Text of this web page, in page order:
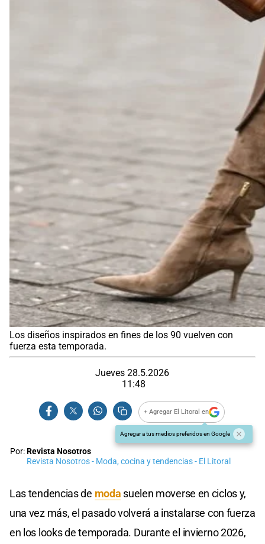
Los diseños inspirados en fines de los 90 vuelven con
fuerza esta temporada.
Jueves 28.5.2026
11:48
+ Agregar El Litoral en
Agregar a tus medios preferidos en Google
Por:Revista Nosotros
Revista Nosotros - Moda, cocina y tendencias - El Litoral
Las tendencias de moda suelen moverse en ciclos y,
una vez más, el pasado volverá a instalarse con fuerza
en los looks de temporada. Durante el invierno 2026,